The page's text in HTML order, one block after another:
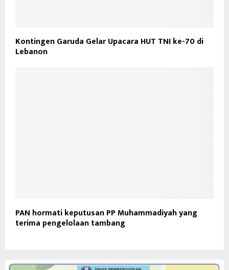
Kontingen Garuda Gelar Upacara HUT TNI ke-70 di
Lebanon
PAN hormati keputusan PP Muhammadiyah yang
terima pengelolaan tambang